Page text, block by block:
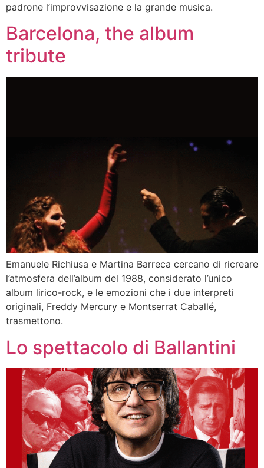
padrone l’improvvisazione e la grande musica.
Barcelona, the album
tribute
Emanuele Richiusa e Martina Barreca cercano di ricreare
l’atmosfera dell’album del 1988, considerato l’unico
album lirico-rock, e le emozioni che i due interpreti
originali, Freddy Mercury e Montserrat Caballé,
trasmettono.
Lo spettacolo di Ballantini